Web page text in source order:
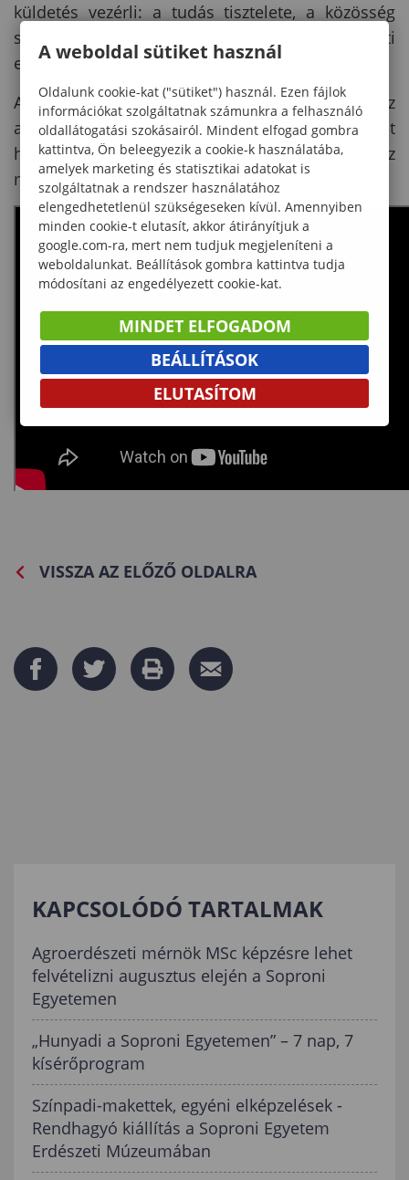
küldetés vezérli: a tudás tisztelete, a közösség
szolgálata, a szakmai kiválóság iránti
elkötelezettség.”
A kitüntetést megköszönve Fábián Attila az
akadémiai közösség összetartozását
hangsúlyozta, majd a selmeci hagyományokhoz
méltó köszöntéssel zárta beszédét.
VISSZA AZ ELŐZŐ OLDALRA
KAPCSOLÓDÓ TARTALMAK
Agroerdészeti mérnök MSc képzésre lehet
felvételizni augusztus elején a Soproni
Egyetemen
„Hunyadi a Soproni Egyetemen” – 7 nap, 7
kísérőprogram
Színpadi-makettek, egyéni elképzelések -
Rendhagyó kiállítás a Soproni Egyetem
Erdészeti Múzeumában
A weboldal sütiket használ
Oldalunk cookie-kat ("sütiket") használ. Ezen fájlok
információkat szolgáltatnak számunkra a felhasználó
oldallátogatási szokásairól. Mindent elfogad gombra
kattintva, Ön beleegyezik a cookie-k használatába,
amelyek marketing és statisztikai adatokat is
szolgáltatnak a rendszer használatához
elengedhetetlenül szükségeseken kívül. Amennyiben
minden cookie-t elutasít, akkor átirányítjuk a
google.com-ra, mert nem tudjuk megjeleníteni a
weboldalunkat. Beállítások gombra kattintva tudja
módosítani az engedélyezett cookie-kat.
MINDET ELFOGADOM
BEÁLLÍTÁSOK
ELUTASÍTOM